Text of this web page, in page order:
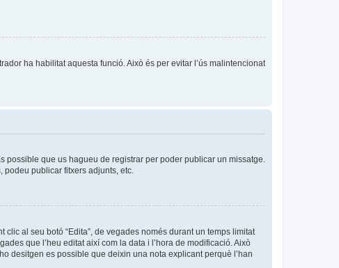
ha habilitat aquesta funció. Això és per evitar l’ús malintencionat
possible que us hagueu de registrar per poder publicar un missatge.
podeu publicar fitxers adjunts, etc.
al seu botó “Edita”, de vegades només durant un temps limitat
que l’heu editat així com la data i l’hora de modificació. Això
desitgen es possible que deixin una nota explicant perquè l’han